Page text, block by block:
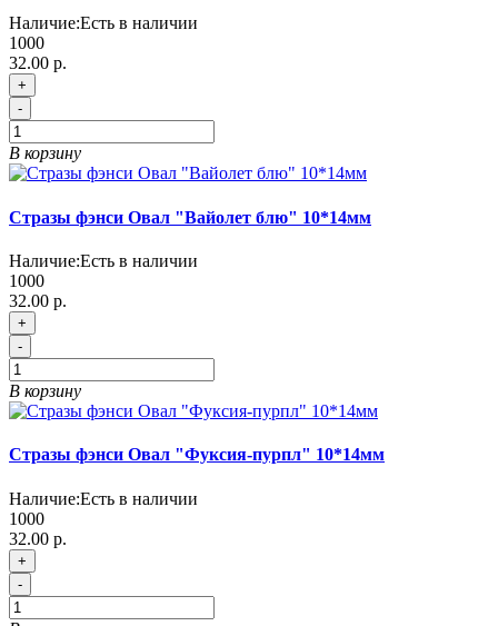
Наличие:Есть в наличии
1000
32.00 р.
+
-
В корзину
Стразы фэнси Овал "Вайолет блю" 10*14мм
Наличие:Есть в наличии
1000
32.00 р.
+
-
В корзину
Стразы фэнси Овал "Фуксия-пурпл" 10*14мм
Наличие:Есть в наличии
1000
32.00 р.
+
-